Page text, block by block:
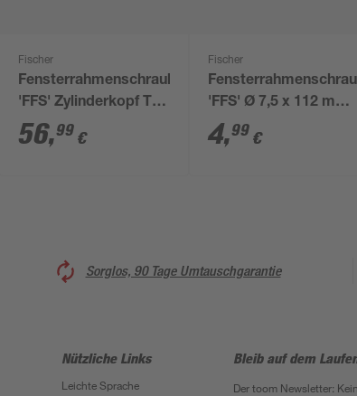
Fischer
Fensterrahmenschraube
'FFS' Zylinderkopf T30
Ø 7,5 x 152 mm 100
Stück
56,99 €
Fischer
'FFS' Ø 7,5 x 112 mm
TX30 6 Stück
4,99 €
Sorglos, 90 Tage Umtauschgarantie
Nützliche Links
Leichte Sprache
Bleib auf dem
Der toom Newsletter: